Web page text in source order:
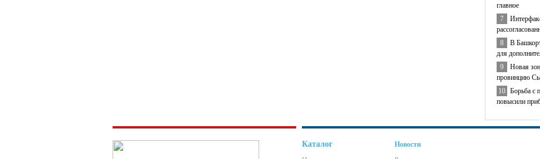
главное
7
8 В
для
9 Новая
провинцию
10 Борьба с
повысили
Каталог
Новости